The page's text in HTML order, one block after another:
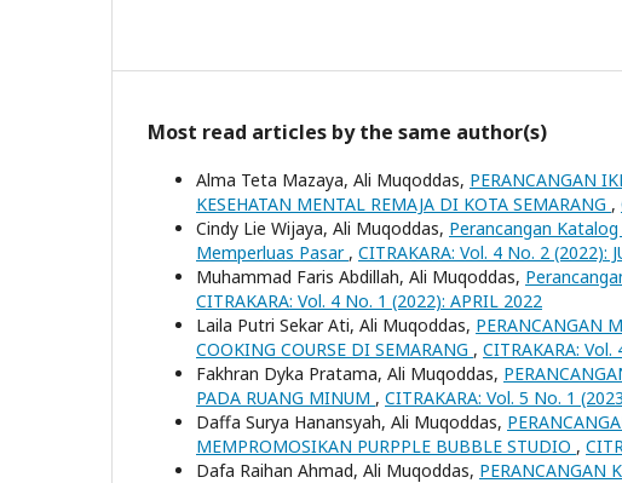
Most read articles by the same author(s)
Alma Teta Mazaya, Ali Muqoddas, PERANCANGAN
KESEHATAN MENTAL REMAJA DI KOTA SEMARANG ,
Cindy Lie Wijaya, Ali Muqoddas, Perancangan
Memperluas Pasar , CITRAKARA: Vol. 4 No. 2 (2022):
Muhammad Faris Abdillah, Ali Muqoddas,
CITRAKARA: Vol. 4 No. 1 (2022): APRIL 2022
Laila Putri Sekar Ati, Ali Muqoddas, PERANCANGAN
COOKING COURSE DI SEMARANG , CITRAKARA:
Fakhran Dyka Pratama, Ali Muqoddas,
PADA RUANG MINUM , CITRAKARA: Vol. 5 No. 1
Daffa Surya Hanansyah, Ali Muqoddas,
MEMPROMOSIKAN PURPPLE BUBBLE STUDIO ,
Dafa Raihan Ahmad, Ali Muqoddas, PERANCANGAN